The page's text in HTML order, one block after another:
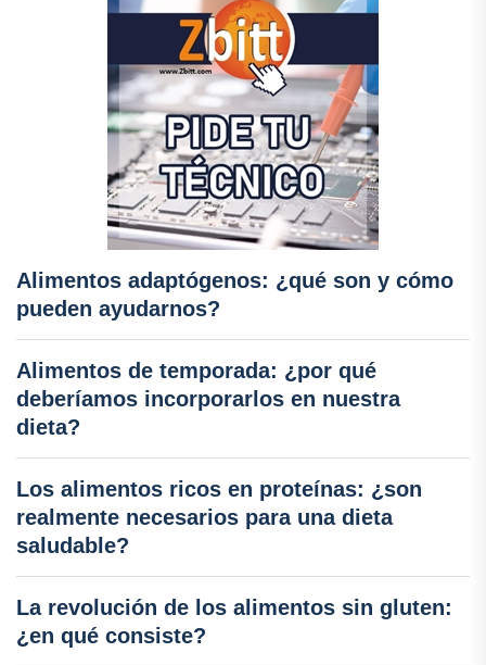
Alimentos adaptógenos: ¿qué son y cómo
pueden ayudarnos?
Alimentos de temporada: ¿por qué
deberíamos incorporarlos en nuestra
dieta?
Los alimentos ricos en proteínas: ¿son
realmente necesarios para una dieta
saludable?
La revolución de los alimentos sin gluten:
¿en qué consiste?